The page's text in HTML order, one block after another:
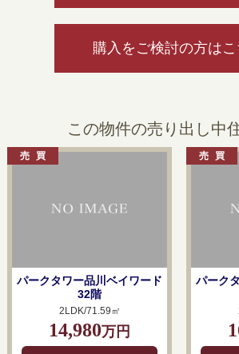
購入をご検討の方はこ
この物件の売り出し中
パークタワー品川ベイワード
32階
2LDK/71.59㎡
14,980万円
パーク